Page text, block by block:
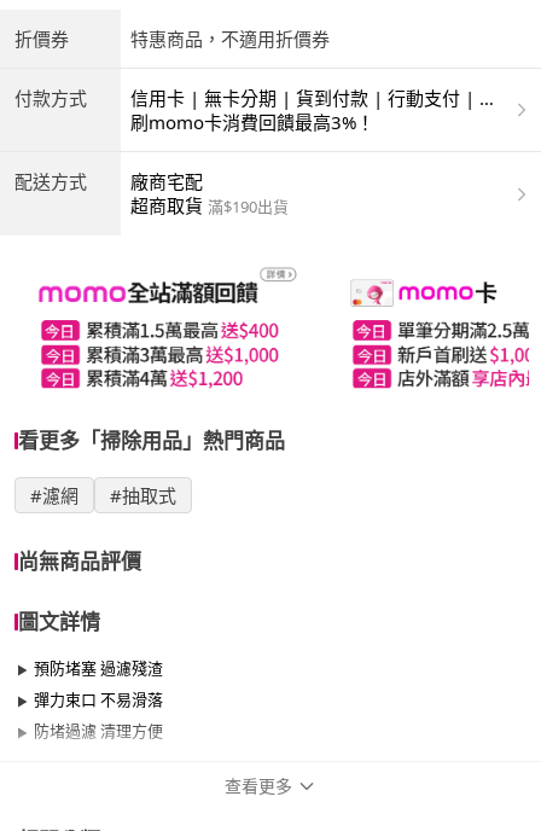
折價券 特惠商品，不適用折價券
付款方式
信用卡 | 無卡分期 | 貨到付款 | 行動支付 | 超
商付款 | ATM | 銀聯卡
刷momo卡消費回饋最高3%！
配送方式
廠商宅配
超商取貨 滿$190出貨
看更多「掃除用品」熱門商品
#濾網 #抽取式
尚無商品評價
圖文詳情
預防堵塞 過濾殘渣
彈力束口 不易滑落
防堵過濾 清理方便
查看更多